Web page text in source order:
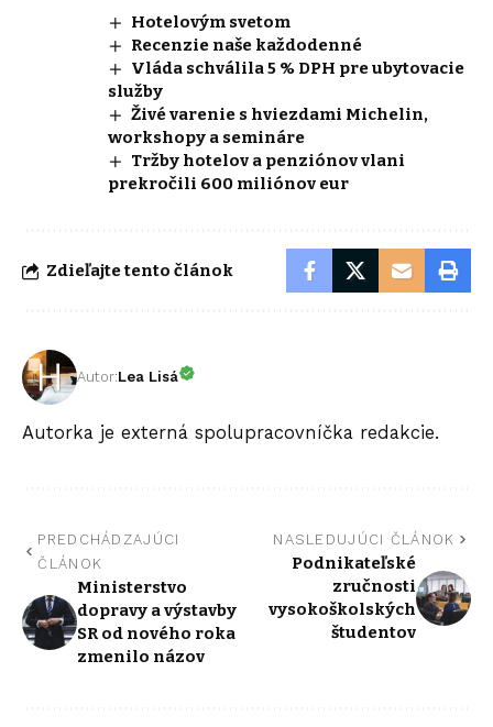
Hotelovým svetom
Recenzie naše každodenné
Vláda schválila 5 % DPH pre ubytovacie
služby
Živé varenie s hviezdami Michelin,
workshopy a semináre
Tržby hotelov a penziónov vlani
prekročili 600 miliónov eur
Zdieľajte tento článok
Autor:Lea Lisá
Autorka je externá spolupracovníčka redakcie.
PREDCHÁDZAJÚCI
ČLÁNOK
Ministerstvo
dopravy a výstavby
SR od nového roka
zmenilo názov
NASLEDUJÚCI ČLÁNOK
Podnikateľské
zručnosti
vysokoškolských
študentov